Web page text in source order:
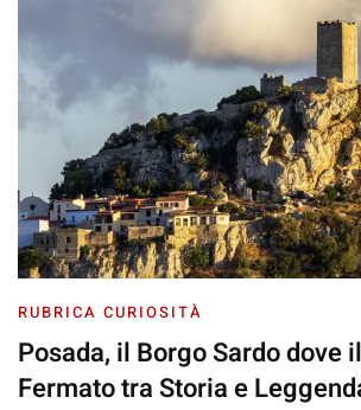
RUBRICA CURIOSITÀ
Posada, il Borgo Sardo dove
Fermato tra Storia e